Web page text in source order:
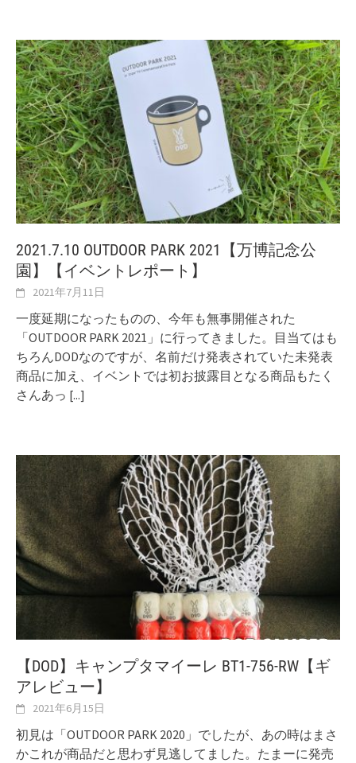
2021.7.10 OUTDOOR PARK 2021【万博記念公
園】【イベントレポート】
2021年7月11日
一度延期になったものの、今年も無事開催された
「OUTDOOR PARK 2021」に行ってきました。目当てはも
ちろんDODなのですが、名前だけ発表されていた未発表
商品に加え、イベントでは初お披露目となる商品もたく
さんあっ [...]
【DOD】キャンプタマイーレ BT1-756-RW【ギ
アレビュー】
2021年6月15日
初見は「OUTDOOR PARK 2020」でしたが、あの時はまさ
かこれが商品だと思わず見逃してました。たまーに発売